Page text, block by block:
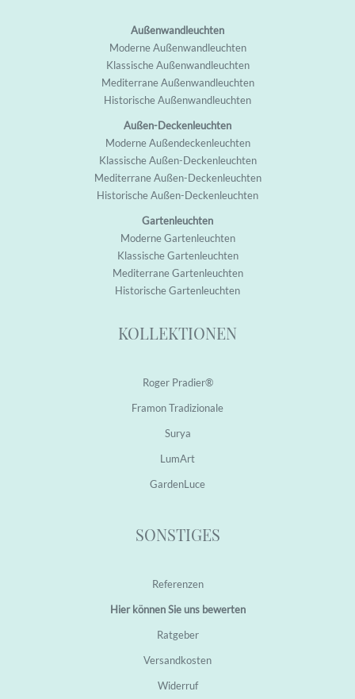
Außenwandleuchten
Moderne Außenwandleuchten
Klassische Außenwandleuchten
Mediterrane Außenwandleuchten
Historische Außenwandleuchten
Außen-Deckenleuchten
Moderne Außendeckenleuchten
Klassische Außen-Deckenleuchten
Mediterrane Außen-Deckenleuchten
Historische Außen-Deckenleuchten
Gartenleuchten
Moderne Gartenleuchten
Klassische Gartenleuchten
Mediterrane Gartenleuchten
Historische Gartenleuchten
KOLLEKTIONEN
Roger Pradier®
Framon Tradizionale
Surya
LumArt
GardenLuce
SONSTIGES
Referenzen
Hier können Sie uns bewerten
Ratgeber
Versandkosten
Widerruf